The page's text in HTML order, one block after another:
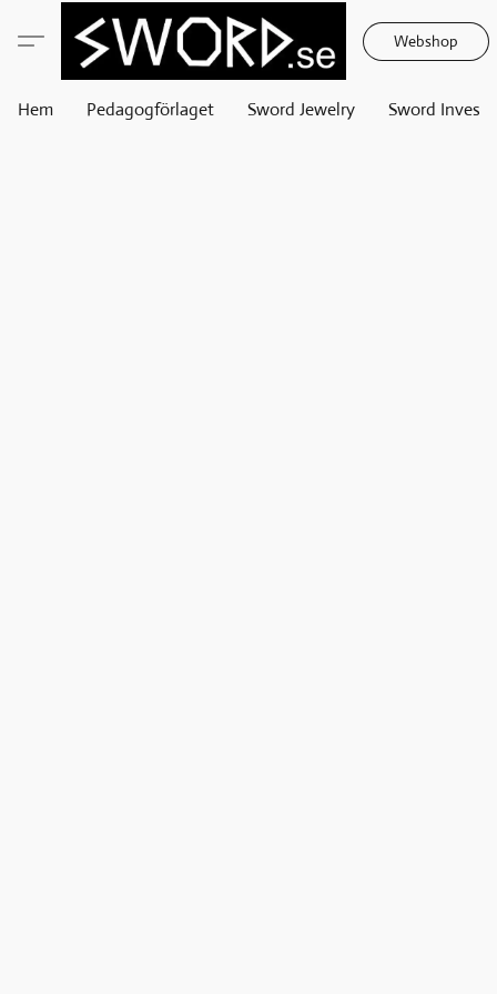
Webshop
Hem Pedagogförlaget Sword Jewelry Sword Invest